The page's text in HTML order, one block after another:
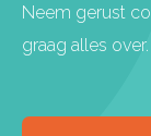
Neem gerust
graag alles over.